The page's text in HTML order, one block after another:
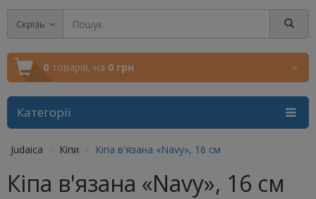
Скрізь
0 товарів, на 0 грн
Категорії
Judaica Кіпи Кіпа в'язана «Navy», 16 см
Кіпа в'язана «Navy», 16 см